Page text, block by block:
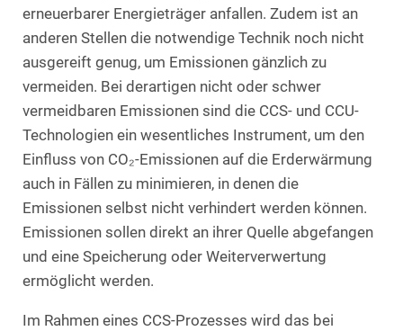
erneuerbarer Energieträger anfallen. Zudem ist an
anderen Stellen die notwendige Technik noch nicht
ausgereift genug, um Emissionen gänzlich zu
vermeiden. Bei derartigen nicht oder schwer
vermeidbaren Emissionen sind die CCS- und CCU-
Technologien ein wesentliches Instrument, um den
Einfluss von CO₂-Emissionen auf die Erderwärmung
auch in Fällen zu minimieren, in denen die
Emissionen selbst nicht verhindert werden können.
Emissionen sollen direkt an ihrer Quelle abgefangen
und eine Speicherung oder Weiterverwertung
ermöglicht werden.
Im Rahmen eines CCS-Prozesses wird das bei